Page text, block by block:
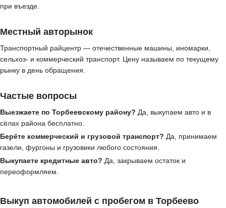
при въезде.
Местный авторынок
Транспортный райцентр — отечественные машины, иномарки,
сельхоз- и коммерческий транспорт. Цену называем по текущему
рынку в день обращения.
Частые вопросы
Выезжаете по Торбеевскому району? Да, выкупаем авто и в
сёлах района бесплатно.
Берёте коммерческий и грузовой транспорт? Да, принимаем
газели, фургоны и грузовики любого состояния.
Выкупаете кредитные авто? Да, закрываем остаток и
переоформляем.
Выкуп автомобилей с пробегом в Торбеево